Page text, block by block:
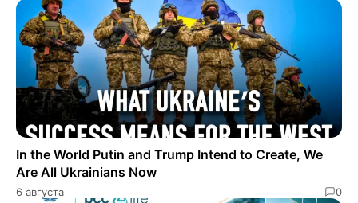
In the World Putin and Trump Intend to Create, We
Are All Ukrainians Now
6 августа 0